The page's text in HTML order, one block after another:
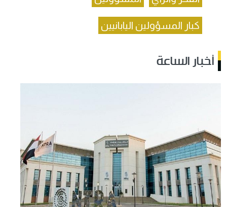
كبار المسؤولين اليابانيين
أخبار الساعة